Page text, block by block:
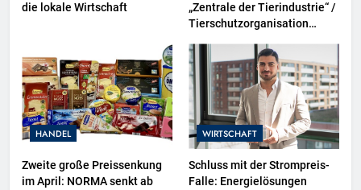
die lokale Wirtschaft
„Zentrale der Tierindustrie“ /
Tierschutzorganisation
Projektion in Brüssel die
Nähe der EU-Kommission zur
Tierindustrie an
HANDEL
Zweite große Preissenkung
im April: NORMA senkt ab
WIRTSCHAFT
Schluss mit der Strompreis-
Falle: Energielösungen